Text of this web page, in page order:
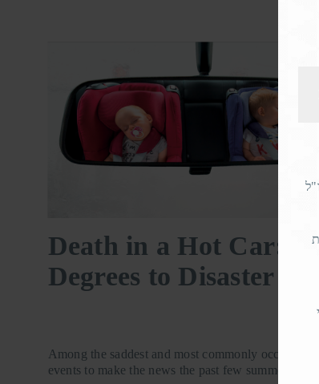
Death in a Hot Car: 34
Degrees to Disaster
Among the saddest and most commonly occurring
events to make the news the past few summers…